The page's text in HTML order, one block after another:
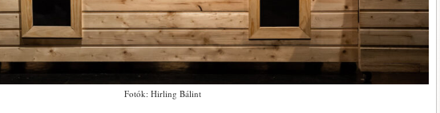
Fotók: Hirling Bálint